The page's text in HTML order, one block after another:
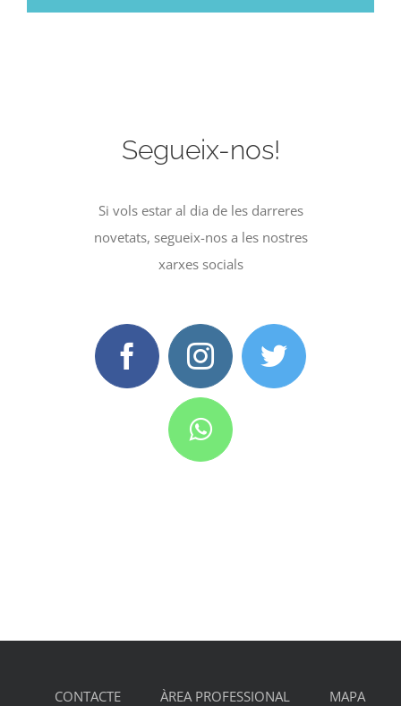
Segueix-nos!
Si vols estar al dia de les darreres
novetats, segueix-nos a les nostres
xarxes socials
CONTACTE ÀREA PROFESSIONAL
MAPA